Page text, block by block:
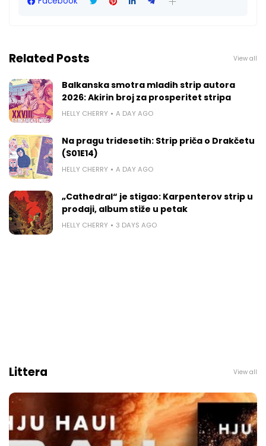
Related Posts View all
Balkanska smotra mladih strip autora
2026: Akirin broj za prosperitet stripa
HELLY CHERRY A DAY AGO
Na pragu tridesetih: Strip priča o Drakčetu
(S01E14)
HELLY CHERRY A DAY AGO
„Cathedral“ je stigao: Karpenterov strip u
prodaji, album stiže u petak
HELLY CHERRY 3 DAYS AGO
Littera View all